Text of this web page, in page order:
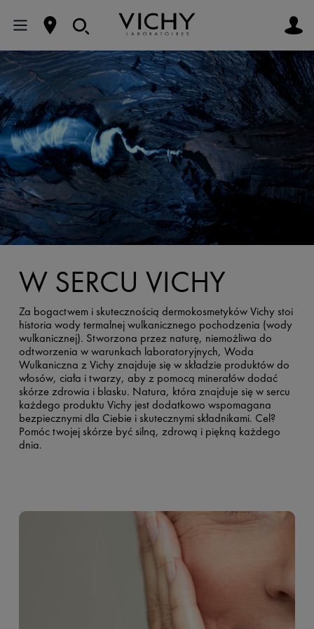
W SERCU VICHY
Za bogactwem i skutecznością dermokosmetyków Vichy stoi
historia wody termalnej wulkanicznego pochodzenia (wody
wulkanicznej). Stworzona przez naturę, niemożliwa do
odtworzenia w warunkach laboratoryjnych, Woda
Wulkaniczna z Vichy znajduje się w składzie produktów do
włosów, ciała i twarzy, aby z pomocą minerałów dodać
skórze zdrowia i blasku. Natura, która znajduje się w sercu
każdego produktu Vichy jest dodatkowo wspomagana
bezpiecznymi dla Ciebie i skutecznymi składnikami. Cel?
Pomóc twojej skórze być silną, zdrową i piękną każdego
dnia.